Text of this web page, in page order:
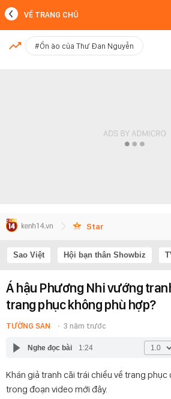
MỚI NHẤT
VỀ TRANG CHỦ
#Ồn ào của Thư Đan Nguyễn
Star
Sao Việt Hội bạn thân Showbiz
Á hậu Phương Nhi vướng
trang phục không phù hợp?
TƯỜNG SAN 3 năm trước
Nghe đọc bài 1:24
Khán giả tranh cãi trái chiều về trang phục
trong đoạn video mới đây.